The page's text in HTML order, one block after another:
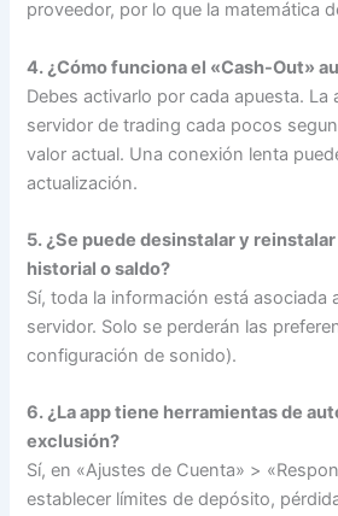
proveedor, por lo que la matemática
4. ¿Cómo funciona el «Cash-Out»
Debes activarlo por cada apuesta. La
servidor de trading cada pocos
valor actual. Una conexión lenta
actualización.
5. ¿Se puede desinstalar y
historial o saldo?
Sí, toda la información está asociada
servidor. Solo se perderán las
configuración de sonido).
6. ¿La app tiene herramientas de
exclusión?
Sí, en «Ajustes de Cuenta» >
establecer límites de depósito,